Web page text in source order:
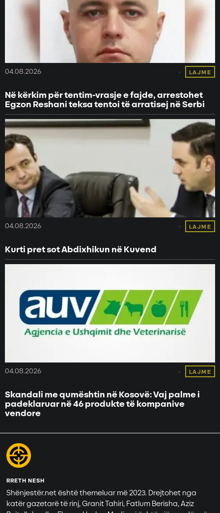
04.08.2026 LAJME
Në kërkim për tentim-vrasje e fajde, arrestohet
Egzon Reshani teksa tentoi të arratisej në Serbi
04.08.2026 LAJME
Kurti pret sot Abdixhikun në Kuvend
04.08.2026 LAJME
Skandali me qumështin në Kosovë: Vaj palme i
padeklaruar në 46 produkte të kompanive
vendore
RRETH NESH
Shënjestër.net është themeluar më 2023. Drejtohet nga
katër gazetarë të rinj, Granit Tahiri, Fatlum Berisha, Aziz